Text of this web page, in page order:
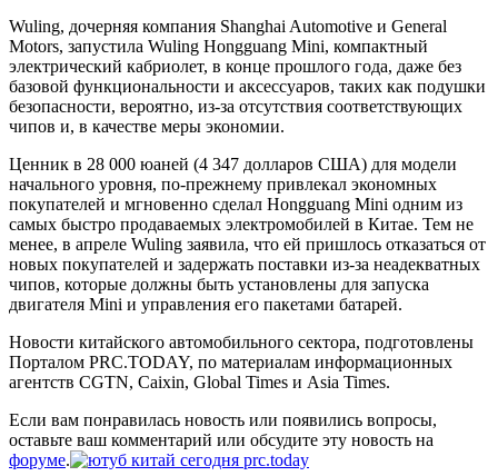
Wuling, дочерняя компания Shanghai Automotive и General
Motors, запустила Wuling Hongguang Mini, компактный
электрический кабриолет, в конце прошлого года, даже без
базовой функциональности и аксессуаров, таких как подушки
безопасности, вероятно, из-за отсутствия соответствующих
чипов и, в качестве меры экономии.
Ценник в 28 000 юаней (4 347 долларов США) для модели
начального уровня, по-прежнему привлекал экономных
покупателей и мгновенно сделал Hongguang Mini одним из
самых быстро продаваемых электромобилей в Китае. Тем не
менее, в апреле Wuling заявила, что ей пришлось отказаться от
новых покупателей и задержать поставки из-за неадекватных
чипов, которые должны быть установлены для запуска
двигателя Mini и управления его пакетами батарей.
Новости китайского автомобильного сектора, подготовлены
Порталом PRC.TODAY, по материалам информационных
агентств CGTN, Caixin, Global Times и Asia Times.
Если вам понравилась новость или появились вопросы,
оставьте ваш комментарий или обсудите эту новость на
форуме.